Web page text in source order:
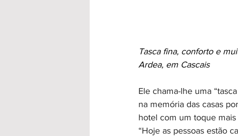
Tasca fina, conforto e
Ardea, em Cascais
Ele chama-lhe uma
na memória das casas
hotel com um toque
“Hoje as pessoas estão